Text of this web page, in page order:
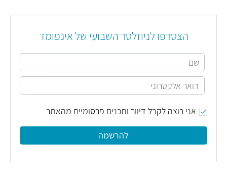
הצטרפו לניוזלטר השבועי של אינפומד
אני רוצה לקבל דיוור ותכנים פרסומיים מהאתר
להרשמה